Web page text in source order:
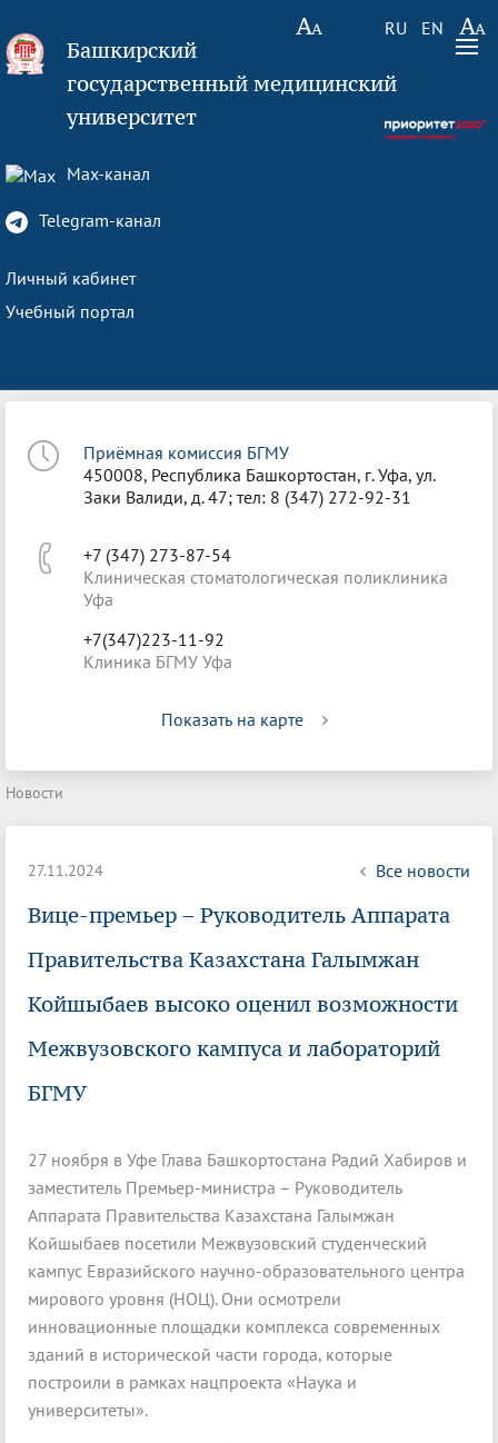
RU EN
Башкирский
государственный медицинский
университет
Max-канал
Telegram-канал
Личный кабинет
Учебный портал
Приёмная комиссия БГМУ
450008, Республика Башкортостан, г. Уфа, ул.
Заки Валиди, д. 47; тел: 8 (347) 272-92-31
+7 (347) 273-87-54
Клиническая стоматологическая поликлиника
Уфа
+7(347)223-11-92
Клиника БГМУ Уфа
Показать на карте
Новости
27.11.2024 Все новости
Вице-премьер – Руководитель Аппарата
Правительства Казахстана Галымжан
Койшыбаев высоко оценил возможности
Межвузовского кампуса и лабораторий
БГМУ
27 ноября в Уфе Глава Башкортостана Радий Хабиров и
заместитель Премьер-министра – Руководитель
Аппарата Правительства Казахстана Галымжан
Койшыбаев посетили Межвузовский студенческий
кампус Евразийского научно-образовательного центра
мирового уровня (НОЦ). Они осмотрели
инновационные площадки комплекса современных
зданий в исторической части города, которые
построили в рамках нацпроекта «Наука и
университеты».